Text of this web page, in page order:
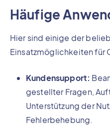
Häufige
Hier sind einige der
Einsatzmöglichkeiten für
Kundensupport:
gestellter Fragen,
Unterstützung der
Fehlerbehebung.